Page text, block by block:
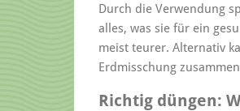
Durch die Verwendung
alles, was sie für ein
meist teurer. Alternativ
Erdmisschung
Richtig düngen: